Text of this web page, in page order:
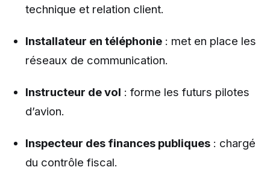
technique et relation client.
Installateur en téléphonie : met en place les
réseaux de communication.
Instructeur de vol : forme les futurs pilotes
d’avion.
Inspecteur des finances publiques : chargé
du contrôle fiscal.